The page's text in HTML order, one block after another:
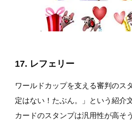
17. レフェリー
ワールドカップを支える審判のス
定はない！たぶん。」という紹介
カードのスタンプは汎用性が高そ